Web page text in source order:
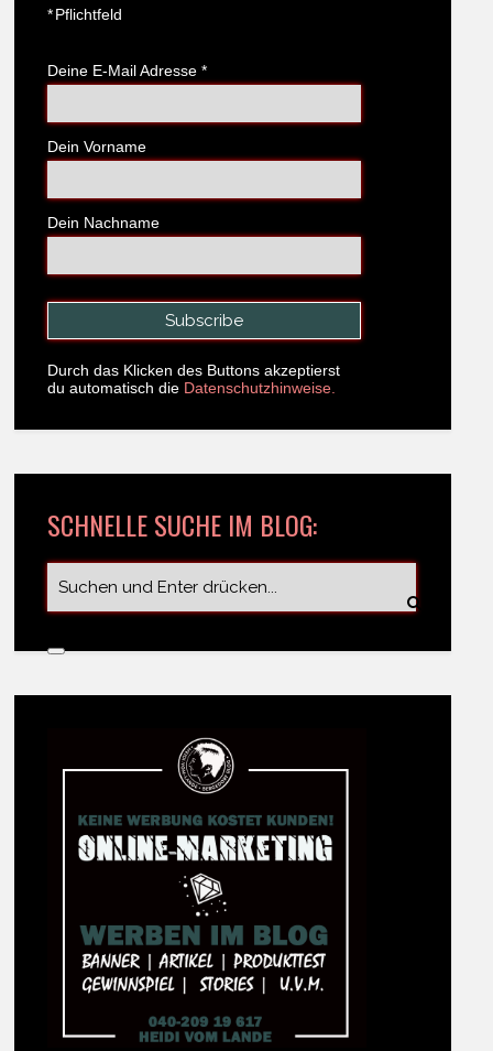
*Pflichtfeld
Deine E-Mail Adresse *
Dein Vorname
Dein Nachname
Durch das Klicken des Buttons akzeptierst
du automatisch die Datenschutzhinweise.
SCHNELLE SUCHE IM BLOG: